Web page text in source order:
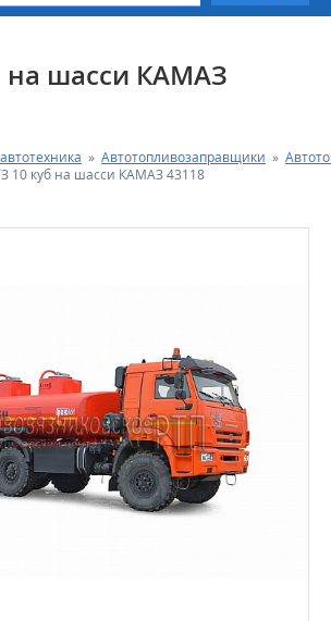
ОБЯЗАТЕЛЬСТВА
на шасси КАМАЗ
» Автотопливозаправщики »
10 куб на шасси КАМАЗ 43118